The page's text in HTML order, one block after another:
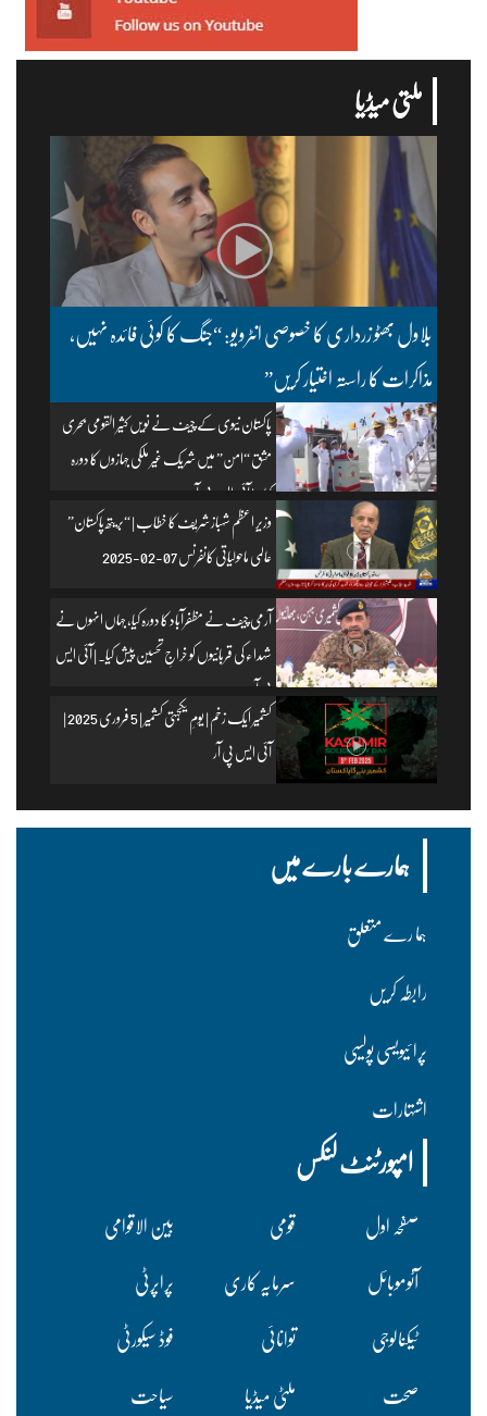
ملتی میڈیا
بلاول بھٹو زرداری کا خصوصی انٹرویو: “جنگ کا کوئی فائدہ نہیں،
مذاکرات کا راستہ اختیار کریں”
پاکستان نیوی کے چیف نے نویں کثیر القومی بحری
مشق “امن” میں شریک غیر ملکی جہازوں کا دورہ
کیا۔ | آئی ایس پی آر
وزیرِ اعظم شہباز شریف کا خطاب | “بریتھ پاکستان”
عالمی ماحولیاتی کانفرنس 07-02-2025
آرمی چیف نے مظفرآباد کا دورہ کیا، جہاں انہوں نے
شہداء کی قربانیوں کو خراجِ تحسین پیش کیا۔ | آئی ایس
پی آر
کشمیر ایک زخم | یومِ یکجہتی کشمیر | 5 فروری 2025 |
آئی ایس پی آر
ہمارے بارے میں
ہما رے متعلق
رابطہ کریں
پرا ئیویسی پولسیی
اشتہارات
امپورٹنٹ لنکس
صفحہ اول قومی
بین الاقوامی
آٹوموبائل
سرمایہ کاری
پراپرٹی
ٹیکنالوجی
توانائی
فوڈ سیکورٹی
صحت
ملٹی میڈیا سیاحت